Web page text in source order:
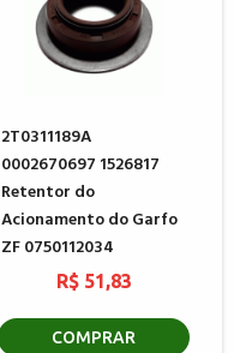
2T0311189A
0002670697 1526817
Retentor do
Acionamento do Garfo
ZF 0750112034
R$ 51,83
COMPRAR